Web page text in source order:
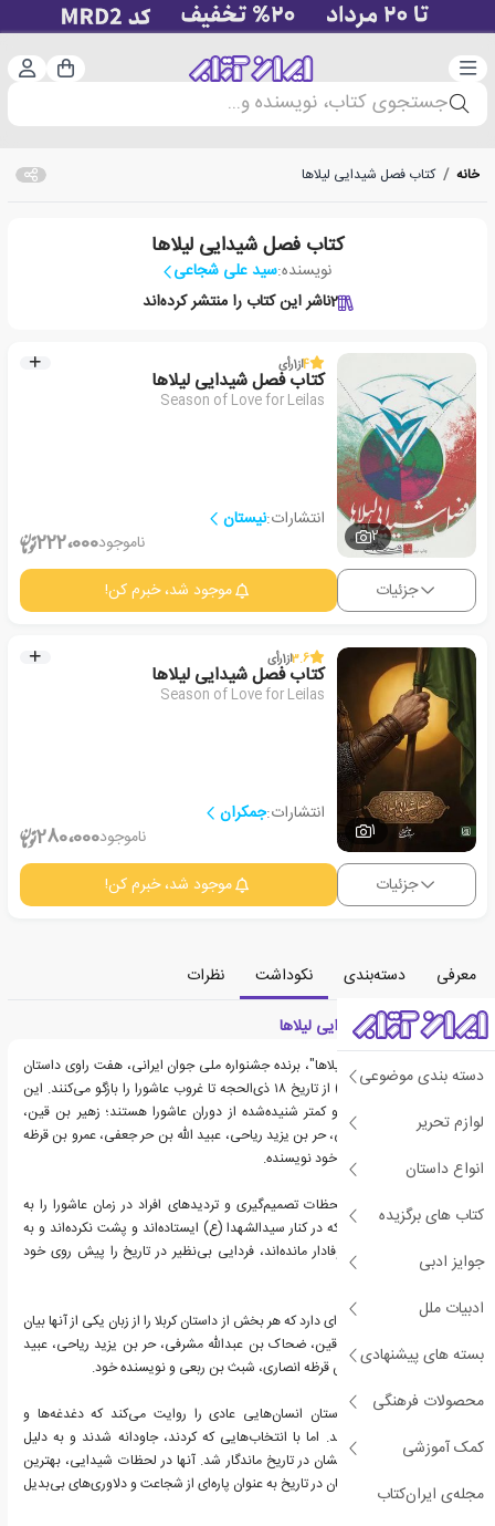
دسته‌بندی سبد
جستجوی کتاب، نویسنده و...
دسته بندی موضوعی
لوازم تحریر
انواع داستان
کتاب های برگزیده
جوایز ادبی
ادبیات ملل
بسته های پیشنهادی
محصولات فرهنگی
کمک آموزشی
مجله‌ی ایران‌کتاب
خانه / کتاب فصل شیدایی لیلاها
کتاب فصل شیدایی لیلاها
نویسنده:سید علی شجاعی
2ناشر این کتاب را منتشر کرده‌اند
2
4از1رأی
کتاب فصل شیدایی لیلاها
Season of Love for Leilas
انتشارات:نیستان
ناموجود222،000
جزئیات موجود شد، خبرم کن!
1
3.6از1رأی
کتاب فصل شیدایی لیلاها
Season of Love for Leilas
انتشارات:جمکران
ناموجود280،000
جزئیات موجود شد، خبرم کن!
معرفی دسته‌بندی نکوداشت
نظرات
معرفی کتاب فصل شیدایی لیلاها
در کتاب "فصل شیدایی لیلاها"، برنده جشنواره ملی جوان ایرانی، هفت راوی داستان
حرکت حضرت حسین (ع) از تاریخ ۱۸ ذی‌الحجه تا غروب عاشورا را بازگو می‌کنند. این
راویان کمتر شناخته‌شده و کمتر شنیده‌شده از دوران عاشورا هستند؛ زهیر بن قین،
ضحاک بن عبدالله مشرفی، حر بن یزید ریاحی، عبید الله بن حر جعفی، عمرو بن قرظه
انصاری، شبث بن ربعی و خود نویسنده.
این کتاب برجسته‌ترین لحظات تصمیم‌گیری و تردیدهای افراد در زمان عاشورا را به
تصویر می‌کشد. آن‌هایی که در کنار سیدالشهدا (ع) ایستاده‌اند و پشت نکرده‌اند و به
شجاعت و رشادت خود وفادار مانده‌اند، فردایی بی‌نظیر در تاریخ را پیش روی خود
دیده‌اند.
داستان هفت راوی راویانه‌ای دارد که هر بخش از داستان کربلا را از زبان یکی از آنها بیان
می‌کند؛ از جمله زهیر بن قین، ضحاک بن عبدالله مشرفی، حر بن یزید ریاحی، عبید
الله بن حر جعفی، عمرو بن قرظه انصاری، شبث بن ربعی و نویسنده خود.
فصل شیدایی لیلاها، داستان انسان‌هایی عادی را روایت می‌کند که دغدغه‌ها و
ترس‌های زندگی را داشتند. اما با انتخاب‌هایی که کردند، جاودانه شدند و به دلیل
شجاعت و رشادتشان، نامشان در تاریخ ماندگار شد. آنها در لحظات شیدایی، بهترین
تصمیم‌ها را گرفتند و نامشان در تاریخ به عنوان پاره‌ای از شجاعت و دلاوری‌های بی‌بدیل
ثبت گردید.